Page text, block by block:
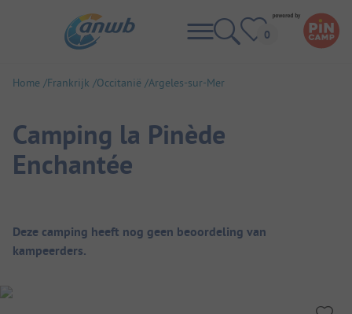
Home Frankrijk Occitanië Argeles-sur-Mer
Camping la Pinède
Enchantée
Camping overzicht
Deze camping heeft nog geen beoordeling van
kampeerders.